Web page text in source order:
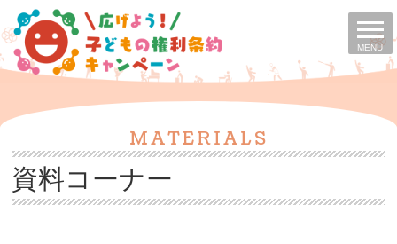
MENU
MATERIALS
資料コーナー